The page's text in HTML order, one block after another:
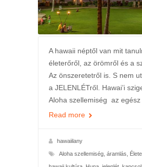
A hawaii néptől van mit
életerőről, az örömről és a
Az önszeretetről is. S nem
a JELENLÉTről. Hawai’i
Aloha szellemiség az
Read more
hawaiilany
Aloha szellemiség, áramlás